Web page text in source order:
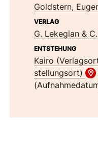
Goldstern,
VERLAG
G. Lekegian & C.
ENTSTEHUNG
Kairo
stellungsort)